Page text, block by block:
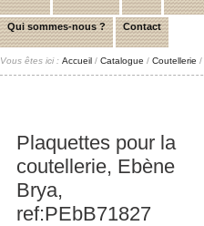
Qui sommes-nous ? Contact
Vous êtes ici : Accueil / Catalogue / Coutellerie /
Plaquettes pour la
coutellerie, Ebène
Brya,
ref:PEbB71827